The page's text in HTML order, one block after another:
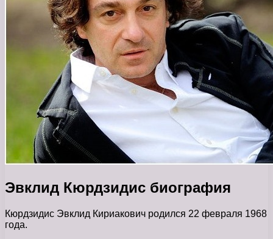
Эвклид Кюрдзидис биография
Кюрдзидис Эвклид Кириакович родился 22 февраля 1968
года.